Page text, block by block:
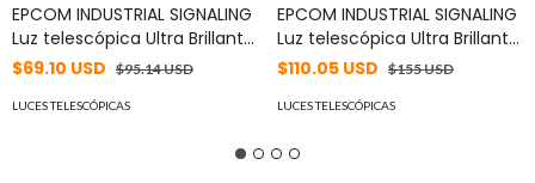
EPCOM INDUSTRIAL SIGNALING
Luz telescópica Ultra Brillante
para motocicleta, color
$69.10 USD $95.14 USD
LUCES TELESCÓPICAS
EPCOM INDUSTRIAL SIGNALING
Luz telescópica Ultra Brillante
para motocicleta, color
$110.05 USD $155 USD
LUCES TELESCÓPICAS